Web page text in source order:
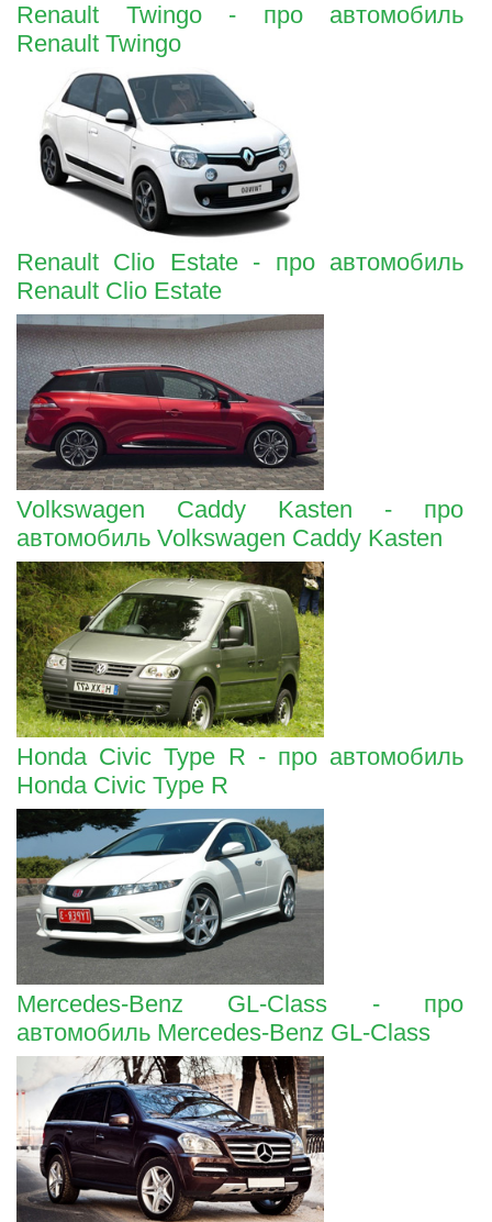
Renault Twingo - про автомобиль
Renault Twingo
Renault Clio Estate - про автомобиль
Renault Clio Estate
Volkswagen Caddy Kasten - про
автомобиль Volkswagen Caddy Kasten
Honda Civic Type R - про автомобиль
Honda Civic Type R
Mercedes-Benz GL-Class - про
автомобиль Mercedes-Benz GL-Class